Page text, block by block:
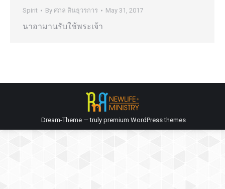
Spirit By ศกล สินธุวรการ May 31, 2017
นาอามานรับใช้พระเจ้า
Dream-Theme — truly premium WordPress themes